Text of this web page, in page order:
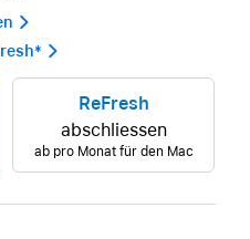


ReFresh
abschliessen
ab pro Monat für den Mac